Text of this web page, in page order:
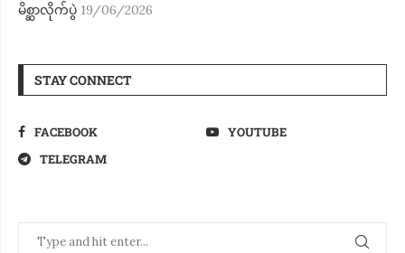
မိစ္ဆာလိုက်ပွဲ 19/06/2026
STAY CONNECT
FACEBOOK
YOUTUBE
TELEGRAM